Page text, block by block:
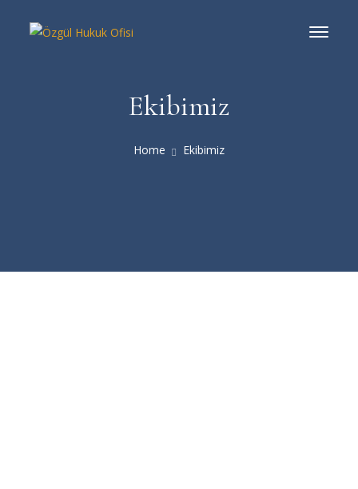
Ekibimiz
Home Ekibimiz